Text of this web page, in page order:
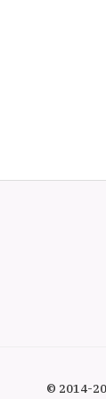
© 2014-